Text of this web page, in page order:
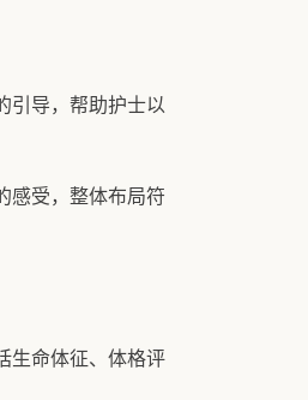
引导，帮助护士以
感受，整体布局符
生命体征、体格评